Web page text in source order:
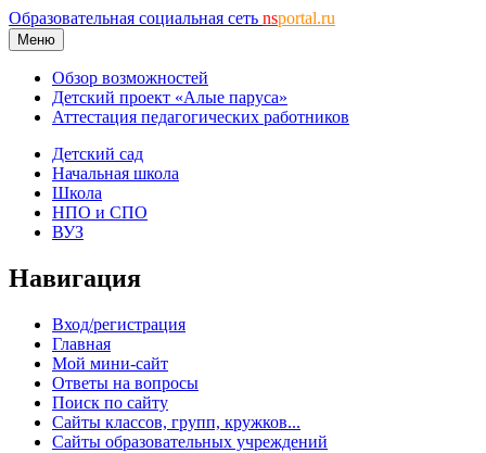
Образовательная социальная сеть nsportal.ru
Меню
Обзор возможностей
Детский проект «Алые паруса»
Аттестация педагогических работников
Детский сад
Начальная школа
Школа
НПО и СПО
ВУЗ
Навигация
Вход/регистрация
Главная
Мой мини-сайт
Ответы на вопросы
Поиск по сайту
Сайты классов, групп, кружков...
Сайты образовательных учреждений